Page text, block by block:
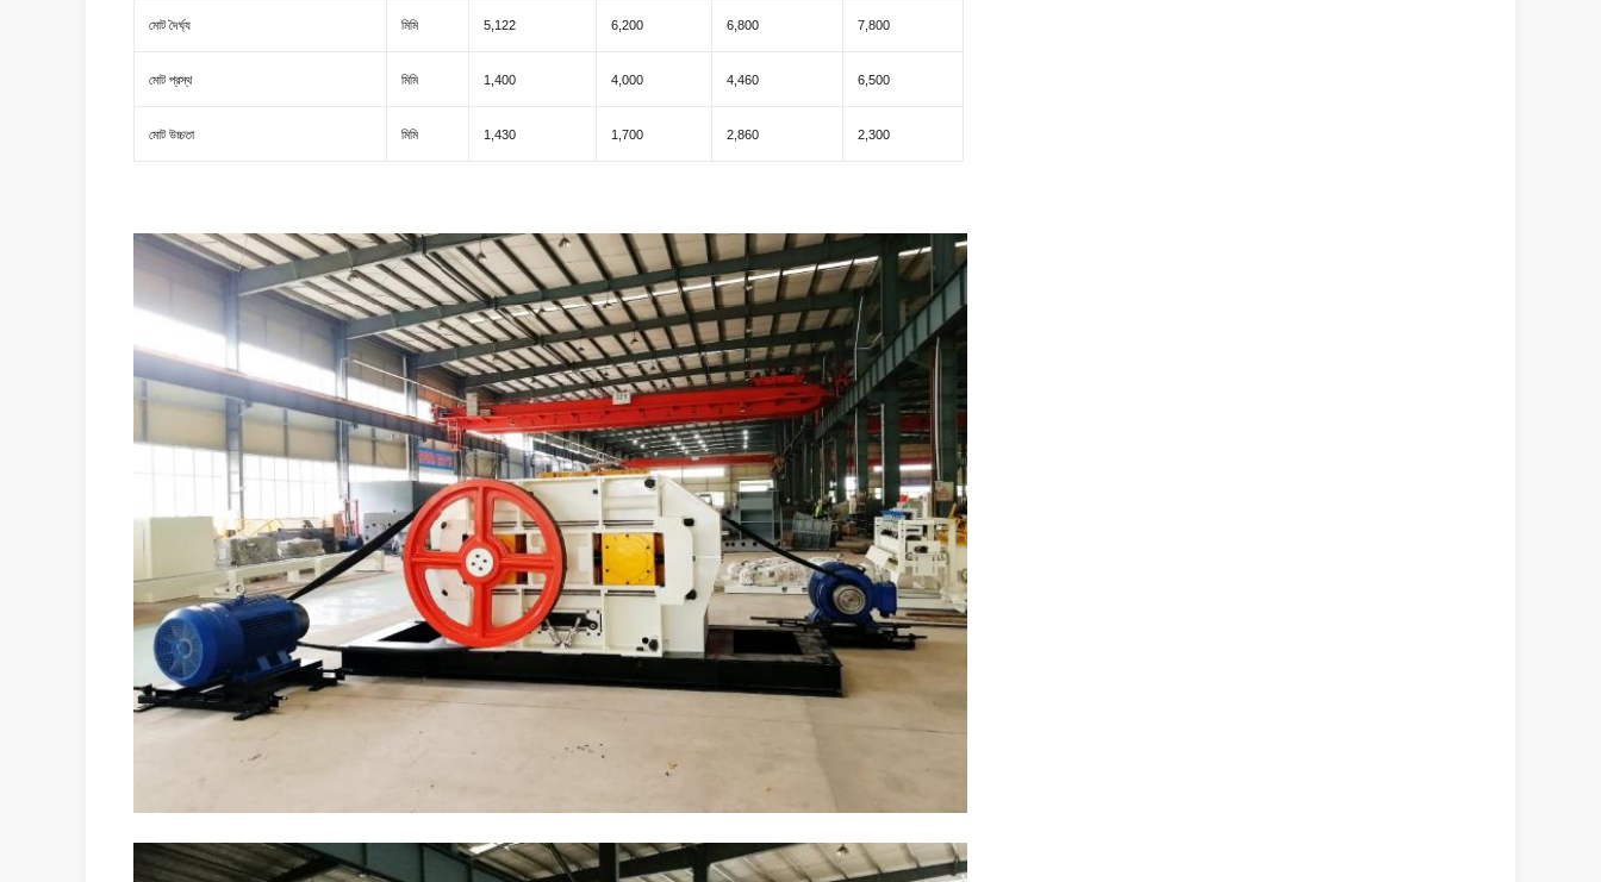
মোট দৈর্ঘ্য মিমি 5,122 6,200 6,800 7,800
মোট প্রস্থ মিমি 1,400 4,000 4,460 6,500
মোট উচ্চতা মিমি 1,430 1,700 2,860 2,300